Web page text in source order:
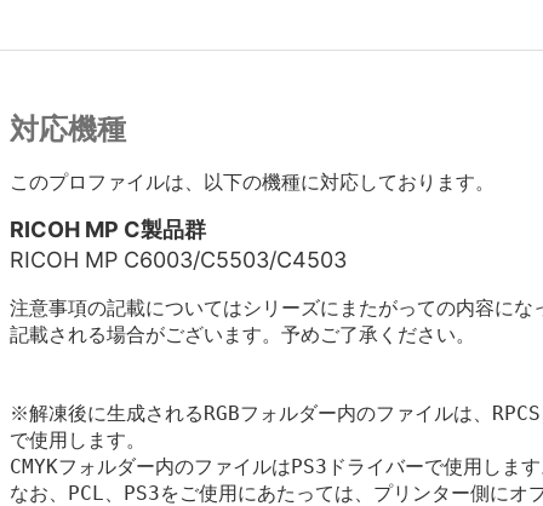
対応機種
このプロファイルは、以下の機種に対応しております。
RICOH MP C製品群
RICOH MP C6003/C5503/C4503
注意事項の記載についてはシリーズにまたがっての内容に
記載される場合がございます。予めご了承ください。
※解凍後に生成されるRGBフォルダー内のファイルは、
で使用します。
CMYKフォルダー内のファイルはPS3ドライバーで使用しま
なお、PCL、PS3をご使用にあたっては、プリンター側にオ